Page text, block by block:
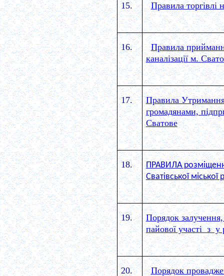
15. Правила торгівлі
16.
Правила
каналізації м.
17.
Правила
громадянами,
Сватове
18.
ПРАВИЛА
Сватівської міської
19.
Порядок
пайової участі з у
20.
Порядок